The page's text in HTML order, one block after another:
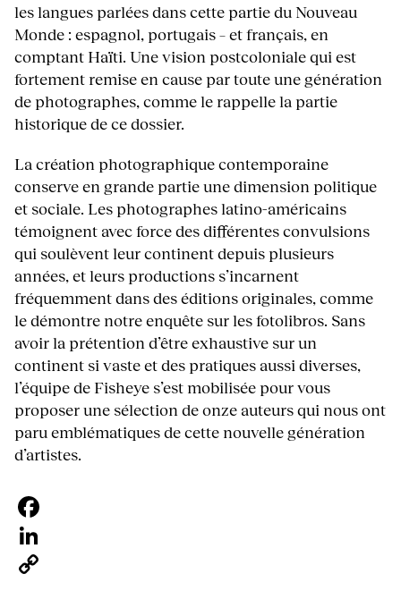
les langues parlées dans cette partie du Nouveau
Monde : espagnol, portugais – et français, en
comptant Haïti. Une vision postcoloniale qui est
fortement remise en cause par toute une génération
de photographes, comme le rappelle la partie
historique de ce dossier.
La création photographique contemporaine
conserve en grande partie une dimension politique
et sociale. Les photographes latino-américains
témoignent avec force des différentes convulsions
qui soulèvent leur continent depuis plusieurs
années, et leurs productions s’incarnent
fréquemment dans des éditions originales, comme
le démontre notre enquête sur les fotolibros. Sans
avoir la prétention d’être exhaustive sur un
continent si vaste et des pratiques aussi diverses,
l’équipe de Fisheye s’est mobilisée pour vous
proposer une sélection de onze auteurs qui nous ont
paru emblématiques de cette nouvelle génération
d’artistes.
Facebook
LinkedIn